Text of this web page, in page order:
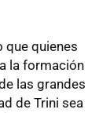
que quienes
la formación
las grandes
de Trini sea